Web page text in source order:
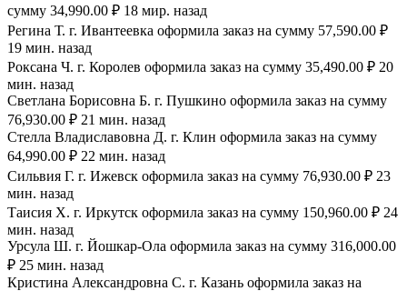
сумму 34,990.00 ₽ 18 мир. назад
Регина Т. г. Ивантеевка оформила заказ на сумму 57,590.00 ₽
19 мин. назад
Роксана Ч. г. Королев оформила заказ на сумму 35,490.00 ₽ 20
мин. назад
Светлана Борисовна Б. г. Пушкино оформила заказ на сумму
76,930.00 ₽ 21 мин. назад
Стелла Владиславовна Д. г. Клин оформила заказ на сумму
64,990.00 ₽ 22 мин. назад
Сильвия Г. г. Ижевск оформила заказ на сумму 76,930.00 ₽ 23
мин. назад
Таисия Х. г. Иркутск оформила заказ на сумму 150,960.00 ₽ 24
мин. назад
Урсула Ш. г. Йошкар-Ола оформила заказ на сумму 316,000.00
₽ 25 мин. назад
Кристина Александровна С. г. Казань оформила заказ на